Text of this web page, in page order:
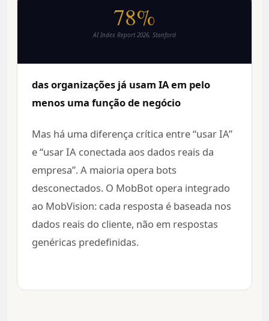
78%
AI Index Report 2026, Stanford
das organizações já usam IA em pelo
menos uma função de negócio
Mas há uma diferença crítica entre “usar IA”
e “usar IA conectada aos dados reais da
empresa”. A maioria opera bots
desconectados. O MobBot opera integrado
ao MobVision: cada resposta é baseada nos
dados reais do cliente, não em respostas
genéricas predefinidas.